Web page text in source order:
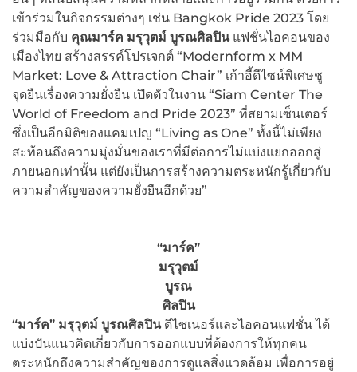
เข้าร่วมในกิจกรรมต่างๆ เช่น Bangkok Pride 2023 โดย
ร่วมมือกับ คุณมาร์ค มรุวุตม์ บูรณศิลปินแฟชั่นไอคอนของ
เมืองไทย สร้างสรรค์โปรเจกต์ “Modernform x MM
Market: Love & Attraction Chair” เก้าอี้ดีไซน์พิเศษชู
จุดยืนเรื่องความยั่งยืน เปิดตัวในงาน “Siam Center The
World of Freedom and Pride 2023” ที่สยามเซ็นเตอร์
ซึ่งเป็นอีกมิติของแคมเปญ “Living as One” ทั้งนี้ไม่เพียง
สะท้อนถึงความมุ่งมั่นของเราที่มีต่อการไม่แบ่งแยกออกสู่
ภายนอกเท่านั้น แต่ยังเป็นการสร้างความตระหนักรู้เกี่ยวกับ
ความสำคัญของความยั่งยืนอีกด้วย”
“มาร์ค”
มรุวุตม์
บูรณ
ศิลปิน
“มาร์ค” มรุวุตม์ บูรณศิลปินดีไซเนอร์และไอคอนแฟชั่น ได้
แบ่งปันแนวคิดเกี่ยวกับการออกแบบที่ต้องการให้ทุกคน
ตระหนักถึงความสำคัญของการดูแลสิ่งแวดล้อม เพื่อการอยู่